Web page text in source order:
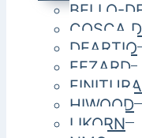
BELLO-
COSCA
DEARTIO
FEZARD
HIWOOD
LIKORN